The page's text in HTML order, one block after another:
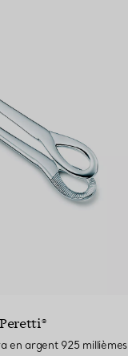
en argent 925 millièmes